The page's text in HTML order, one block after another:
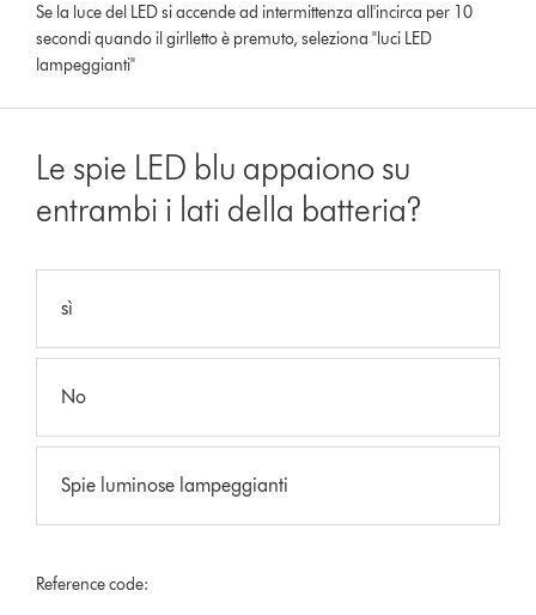
Se la luce del LED si accende ad intermittenza all'incirca per 10
secondi quando il girlletto è premuto, seleziona "luci LED
lampeggianti"
Le spie LED blu appaiono su
entrambi i lati della batteria?
sì
No
Spie luminose lampeggianti
Reference code: